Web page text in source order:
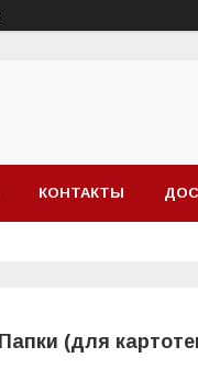
КОНТАКТЫ
Папки (для